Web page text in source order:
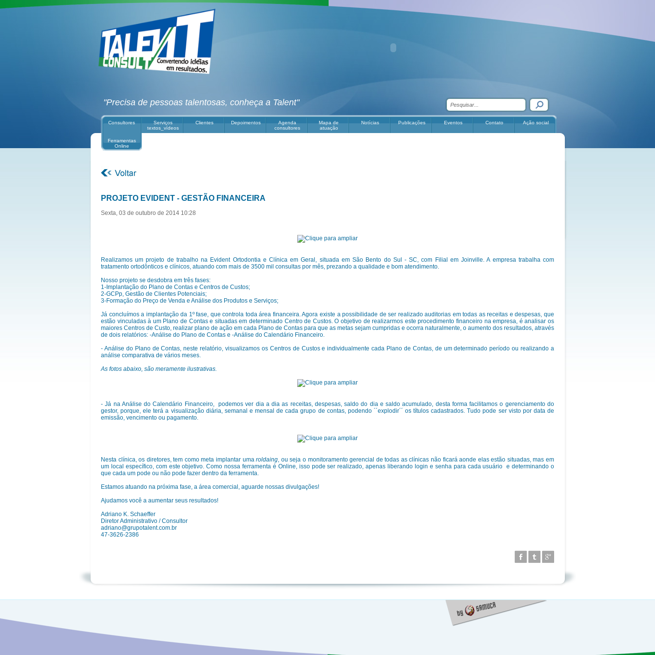
"Precisa de pessoas talentosas, conheça a Talent"
Consultores
Serviços
textos_vídeos
Clientes Depoimentos
Agenda
consultores
Mapa de
atuação
Notícias Publicações Eventos Contato Ação social
Ferramentas
Online
PROJETO EVIDENT - GESTÃO FINANCEIRA
Sexta, 03 de outubro de 2014 10:28
Realizamos um projeto de trabalho na Evident Ortodontia e Clínica em Geral, situada em São Bento do Sul - SC, com Filial em Joinville. A empresa trabalha com
tratamento ortodônticos e clínicos, atuando com mais de 3500 mil consultas por mês, prezando a qualidade e bom atendimento.
Nosso projeto se desdobra em três fases:
1-Implantação do Plano de Contas e Centros de Custos;
2-GCPp, Gestão de Clientes Potenciais;
3-Formação do Preço de Venda e Análise dos Produtos e Serviços;
Já concluímos a implantação da 1º fase, que controla toda área financeira. Agora existe a possibilidade de ser realizado auditorias em todas as receitas e despesas, que
estão vinculadas à um Plano de Contas e situadas em determinado Centro de Custos. O objetivo de realizarmos este procedimento financeiro na empresa, é analisar os
maiores Centros de Custo, realizar plano de ação em cada Plano de Contas para que as metas sejam cumpridas e ocorra naturalmente, o aumento dos resultados, através
de dois relatórios: -Análise do Plano de Contas e -Análise do Calendário Financeiro.
- Análise do Plano de Contas, neste relatório, visualizamos os Centros de Custos e individualmente cada Plano de Contas, de um determinado período ou realizando a
análise comparativa de vários meses.
As fotos abaixo, são meramente ilustrativas.
- Já na Análise do Calendário Financeiro, podemos ver dia a dia as receitas, despesas, saldo do dia e saldo acumulado, desta forma facilitamos o gerenciamento do
gestor, porque, ele terá a visualização diária, semanal e mensal de cada grupo de contas, podendo ´´explodir´´ os títulos cadastrados. Tudo pode ser visto por data de
emissão, vencimento ou pagamento.
Nesta clínica, os diretores, tem como meta implantar umaroldaing, ou seja o monitoramento gerencial de todas as clínicas não ficará aonde elas estão situadas, mas em
um local específico, com este objetivo. Como nossa ferramenta é Online, isso pode ser realizado, apenas liberando login e senha para cada usuário e determinando o
que cada um pode ou não pode fazer dentro da ferramenta.
Estamos atuando na próxima fase, a área comercial, aguarde nossas divulgações!
Ajudamos você a aumentar seus resultados!
Adriano K. Schaeffer
Diretor Administrativo / Consultor
adriano@grupotalent.com.br
47-3626-2386